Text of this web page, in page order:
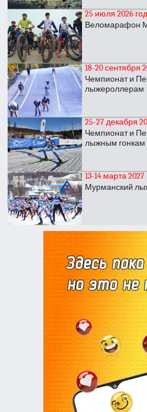
25 июля 2026
Веломарафон
18-20 сентября
Чемпионат и
лыжероллерам
25-27 декабря
Чемпионат и
лыжным гонкам
13-14 марта 2027
Мурманский